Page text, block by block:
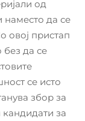
од
наместо да се
овој пристап
без да се
се исто
збор за
кандидати за